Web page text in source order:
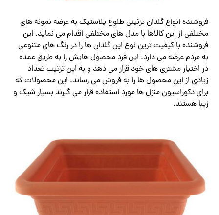
فروشنده انواع گلدان تزئینی طلوع پلاستیک به عرضه نمونه های
مختلفی از این کالاها با مدل های مختلفی اقدام می نماید. این
فروشنده با کیفیت ترین نوع این گلدان ها را در رنگ های متنوعی
به مردم عرضه می دارد. این فرد محصول هایش را به طریق عمده
در اختیار مشتری های خود قرار می دهد و به این ترتیب تعداد
زیادی از این محصول ها را به فروش می رساند. این محصولات که
برای دکوراسیون منزل ها مورد استفاده قرار می گیرند بسیار شیک و
زیبا هستند.